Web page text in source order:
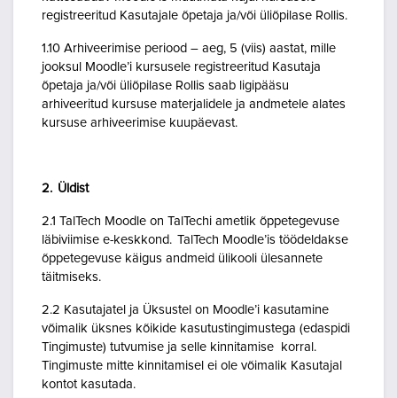
registreeritud Kasutajale õpetaja ja/või üliõpilase Rollis.
1.10 Arhiveerimise periood – aeg, 5 (viis) aastat, mille
jooksul Moodle’i kursusele registreeritud Kasutaja
õpetaja ja/või üliõpilase Rollis saab ligipääsu
arhiveeritud kursuse materjalidele ja andmetele alates
kursuse arhiveerimise kuupäevast.
2. Üldist
2.1 TalTech Moodle on TalTechi ametlik õppetegevuse
läbiviimise e-keskkond. TalTech Moodle’is töödeldakse
õppetegevuse käigus andmeid ülikooli ülesannete
täitmiseks.
2.2 Kasutajatel ja Üksustel on Moodle’i kasutamine
võimalik üksnes kõikide kasutustingimustega (edaspidi
Tingimuste) tutvumise ja selle kinnitamise korral.
Tingimuste mitte kinnitamisel ei ole võimalik Kasutajal
kontot kasutada.